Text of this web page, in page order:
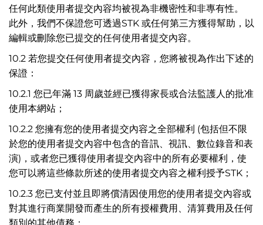
任何此類使用者提交內容均被視為非機密性和非專有性。
此外，我們不保證您可透過STK 或任何第三方獲得幫助，以
編輯或刪除您已提交的任何使用者提交內容。
10.2 若您提交任何使用者提交內容，您將被視為作出下述的
保證：
10.2.1 您已年滿 13 周歲並經已獲得家長或合法監護人的批准
使用本網站；
10.2.2 您擁有您的使用者提交內容之全部權利 (包括但不限
於您的使用者提交內容中包含的音訊、視訊、數位錄音和表
演)，或者您已獲得使用者提交內容中的所有必要權利，使
您可以將這些條款所述的使用者提交內容之權利授予STK；
10.2.3 您已支付並且即將償清因使用您的使用者提交內容或
對其進行商業開發而產生的所有授權費用、清算費用及任何